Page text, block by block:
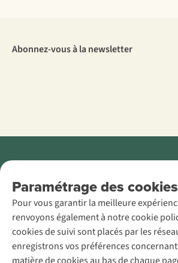
Paramétrage des
Pour vous garantir la meilleure
renvoyons également à notre cookie
cookies de suivi sont placés par les
enregistrons vos préférences
Abonnez-vous à la newsletter
AS Adventure
France SAS,
Rue du Vieux
Faubourg 14, F-
59000 Lille